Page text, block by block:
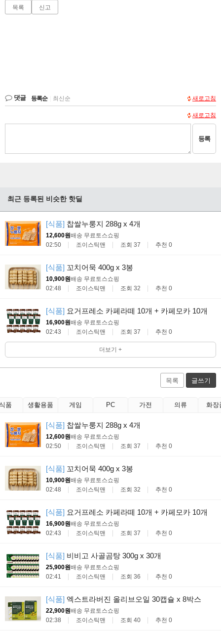
목록 신고
댓글 등록순 최신순 새로고침
새로고침
등록
최근 등록된 비슷한 핫딜
[식품] 찹쌀누룽지 288g x 4개
12,600원배송 무료토스쇼핑
02:50
조이스틱맨 조회 37 추천 0
[식품] 꼬치어묵 400g x 3봉
10,900원배송 무료토스쇼핑
02:48
조이스틱맨 조회 32 추천 0
[식품] 요거프레소 카페라떼 10개 + 카페모카 10개
16,900원배송 무료토스쇼핑
02:43
조이스틱맨 조회 37 추천 0
더보기 +
목록 글쓰기
품 생활용품 게임 PC 가전 의류 화장
[식품] 찹쌀누룽지 288g x 4개
12,600원배송 무료토스쇼핑
02:50
조이스틱맨 조회 37 추천 0
[식품] 꼬치어묵 400g x 3봉
10,900원배송 무료토스쇼핑
02:48
조이스틱맨 조회 32 추천 0
[식품] 요거프레소 카페라떼 10개 + 카페모카 10개
16,900원배송 무료토스쇼핑
02:43
조이스틱맨 조회 37 추천 0
[식품] 비비고 사골곰탕 300g x 30개
25,900원배송 무료토스쇼핑
02:41
조이스틱맨 조회 36 추천 0
[식품] 엑스트라버진 올리브오일 30캡슐 x 8박스
22,900원배송 무료토스쇼핑
02:38
조이스틱맨 조회 40 추천 0